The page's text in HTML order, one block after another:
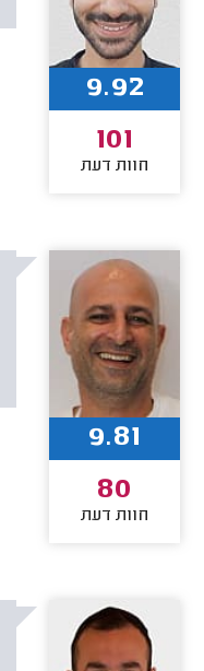
9.92
101
חוות דעת
9.81
80
חוות דעת